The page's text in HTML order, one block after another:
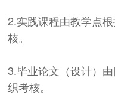
2.实践课程由教学点
核。
3.毕业论文（设计）
织考核。